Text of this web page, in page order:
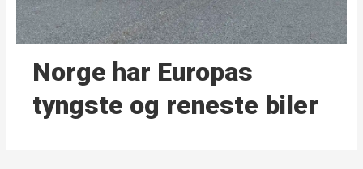
Norge har Europas
tyngste og reneste biler